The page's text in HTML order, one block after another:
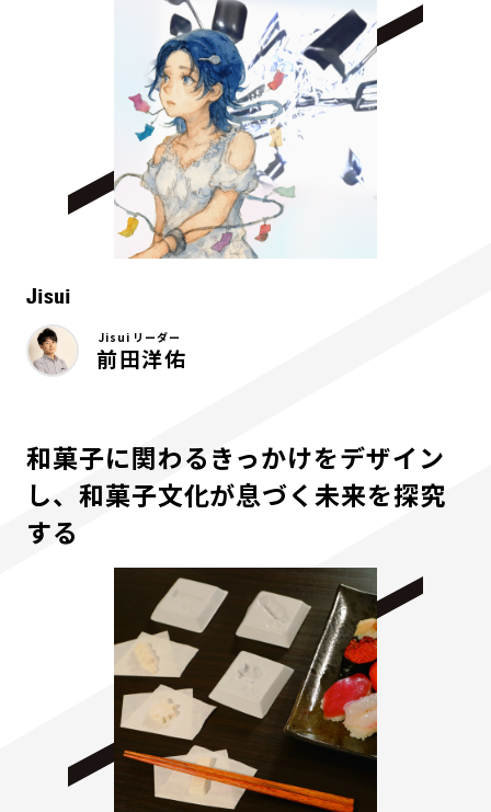
Jisui
Jisui リーダー
前田洋佑
和菓子に関わるきっかけをデザイン
し、和菓子文化が息づく未来を探究
する